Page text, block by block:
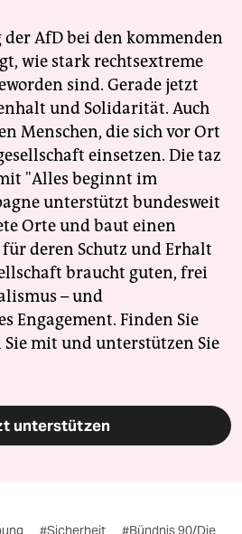
AfD bei den kommenden
wie stark rechtsextreme
sind. Gerade jetzt
und Solidarität. Auch
Menschen, die sich vor Ort
einsetzen. Die taz
"Alles beginnt im
unterstützt bundesweit
Orte und baut einen
deren Schutz und Erhalt
braucht guten, frei
– und
Engagement. Finden Sie
Sie mit und unterstützen Sie
unterstützen
#Sicherheit
#Bündnis 90/Die